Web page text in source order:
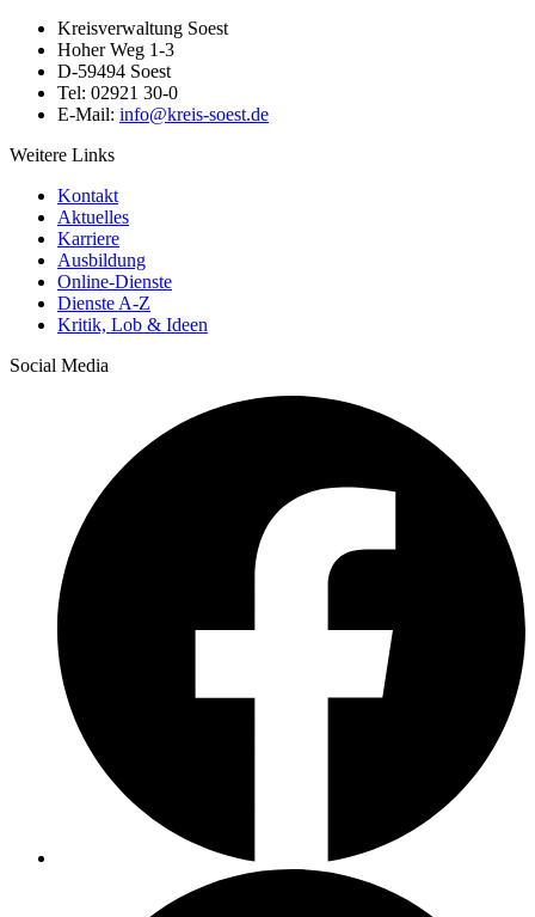
Kreisverwaltung Soest
Hoher Weg 1-3
D-59494 Soest
Tel: 02921 30-0
E-Mail: info@​kreis-soest.de
Weitere Links
Kontakt
Aktuelles
Karriere
Ausbildung
Online-Dienste
Dienste A-Z
Kritik, Lob & Ideen
Social Media